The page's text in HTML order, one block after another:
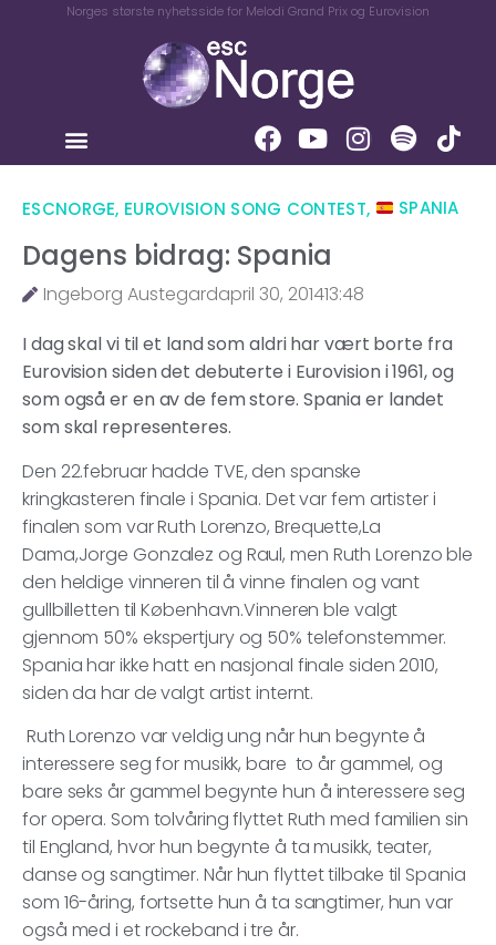
Norges største nyhetsside for Melodi Grand Prix og Eurovision
ESCNORGE, EUROVISION SONG CONTEST, SPANIA
Dagens bidrag: Spania
Ingeborg Austegardapril 30, 201413:48
I dag skal vi til et land som aldri har vært borte fra
Eurovision siden det debuterte i Eurovision i 1961, og
som også er en av de fem store. Spania er landet
som skal representeres.
Den 22.februar hadde TVE, den spanske
kringkasteren finale i Spania. Det var fem artister i
finalen som var Ruth Lorenzo, Brequette,La
Dama,Jorge Gonzalez og Raul, men Ruth Lorenzo ble
den heldige vinneren til å vinne finalen og vant
gullbilletten til København.Vinneren ble valgt
gjennom 50% ekspertjury og 50% telefonstemmer.
Spania har ikke hatt en nasjonal finale siden 2010,
siden da har de valgt artist internt.
Ruth Lorenzo var veldig ung når hun begynte å
interessere seg for musikk, bare to år gammel, og
bare seks år gammel begynte hun å interessere seg
for opera. Som tolvåring flyttet Ruth med familien sin
til England, hvor hun begynte å ta musikk, teater,
danse og sangtimer. Når hun flyttet tilbake til Spania
som 16-åring, fortsette hun å ta sangtimer, hun var
også med i et rockeband i tre år.